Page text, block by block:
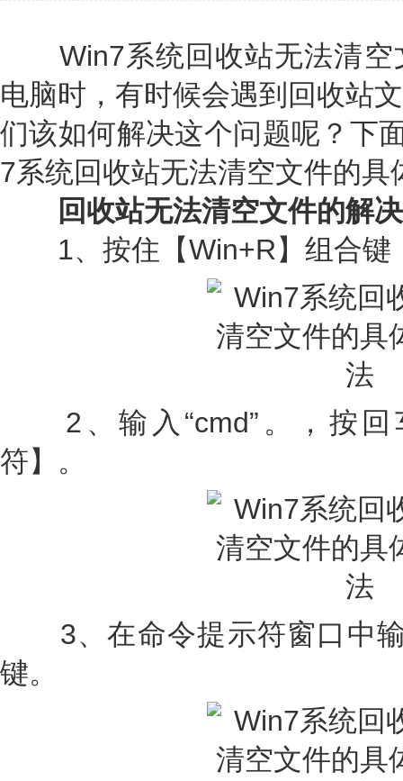
Win7系统回收站无法清空
电脑时，有时候会遇到回收站
们该如何解决这个问题呢？下
7系统回收站无法清空文件的具
回收站无法清空文件的解决
1、按住【Win+R】组合键
2、输入“cmd”。，按回
符】。
3、在命令提示符窗口中输
键。